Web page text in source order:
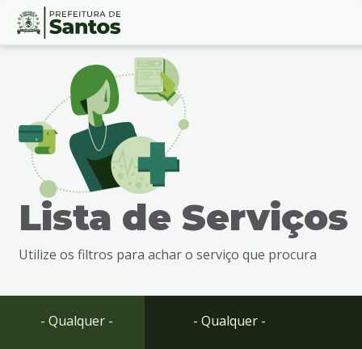
Ir
busca
Ir
Conteúdo
Lista de Serviços
Utilize os filtros para achar o serviço que procura
- Qualquer - - Qualquer -